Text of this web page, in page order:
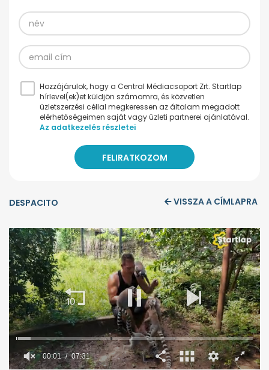
Hozzájárulok, hogy a Central Médiacsoport Zrt. Startlap
hírlevel(ek)et küldjön számomra, és közvetlen
üzletszerzési céllal megkeressen az általam megadott
elérhetőségeimen saját vagy üzleti partnerei ajánlatával.
Az adatkezelés részletei
DESPACITO VISSZA A CÍMLAPRA
00:02 07:31